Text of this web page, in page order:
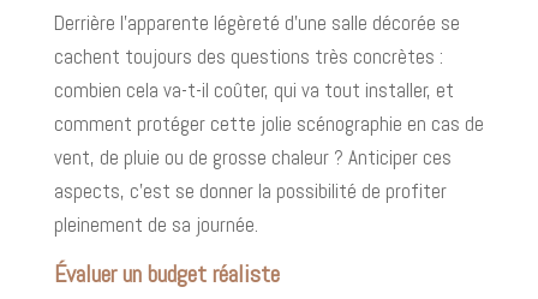
Derrière l’apparente légèreté d’une salle décorée se
cachent toujours des questions très concrètes :
combien cela va-t-il coûter, qui va tout installer, et
comment protéger cette jolie scénographie en cas de
vent, de pluie ou de grosse chaleur ? Anticiper ces
aspects, c’est se donner la possibilité de profiter
pleinement de sa journée.
Évaluer un budget réaliste